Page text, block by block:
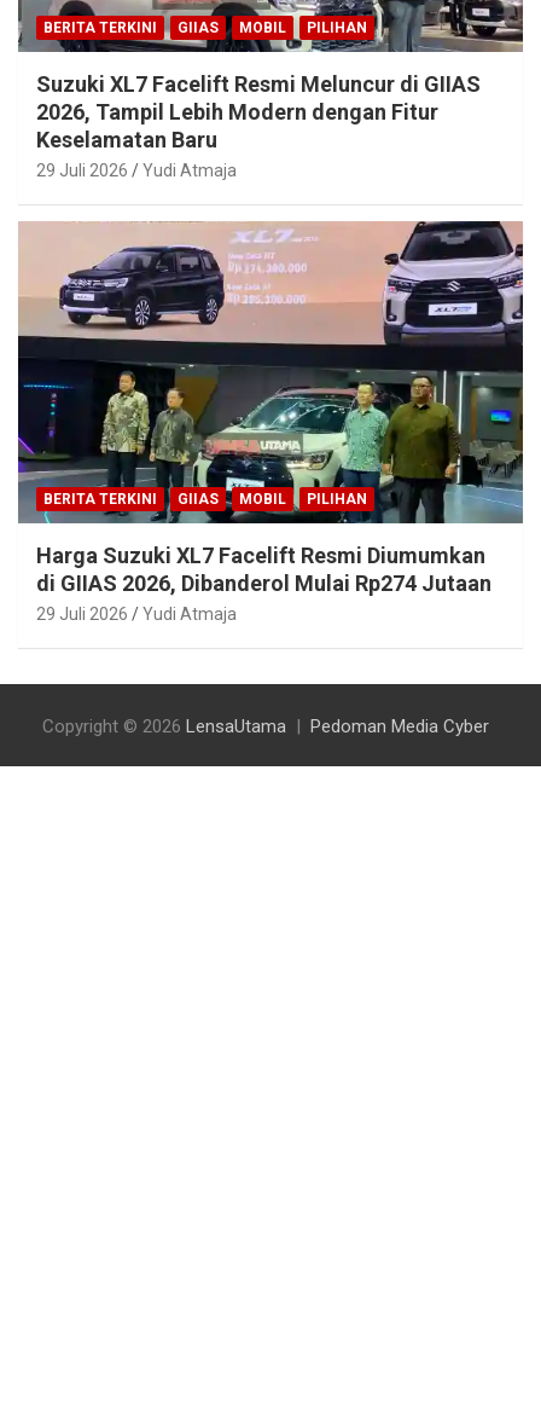
BERITA TERKINI GIIAS MOBIL PILIHAN
Suzuki XL7 Facelift Resmi Meluncur di GIIAS
2026, Tampil Lebih Modern dengan Fitur
Keselamatan Baru
29 Juli 2026 Yudi Atmaja
BERITA TERKINI GIIAS MOBIL PILIHAN
Harga Suzuki XL7 Facelift Resmi Diumumkan
di GIIAS 2026, Dibanderol Mulai Rp274 Jutaan
29 Juli 2026 Yudi Atmaja
Copyright © 2026 LensaUtama Pedoman Media Cyber